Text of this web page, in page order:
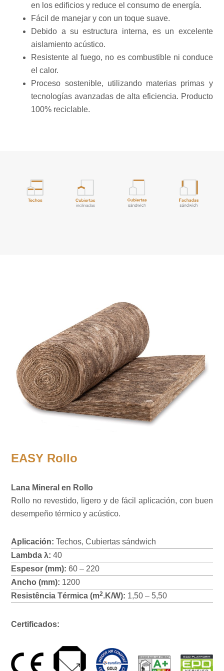
en los edificios y reduce el consumo de energía.
Fácil de manejar y con un toque suave.
Debido a su estructura interna, es un excelente
aislamiento acústico.
Resistente al fuego, no es combustible ni conduce
el calor.
Proceso sostenible, utilizando materias primas y
tecnologías avanzadas de alta eficiencia. Producto
100% reciclable.
EASY Rollo
Lana Mineral en Rollo
Rollo no revestido, ligero y de fácil aplicación, con buen
desempeño térmico y acústico.
Aplicación: Techos, Cubiertas sándwich
Lambda λ: 40
Espesor (mm): 60 – 220
Ancho (mm): 1200
Resistência Térmica (m2.K/W): 1,50 – 5,50
Certificados: